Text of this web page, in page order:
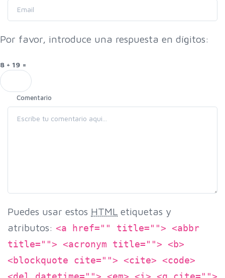
Por favor, introduce una respuesta en dígitos:
8 + 19 =
Comentario
Puedes usar estos HTML etiquetas y
atributos: <a href="" title=""> <abbr
title=""> <acronym title=""> <b>
<blockquote cite=""> <cite> <code>